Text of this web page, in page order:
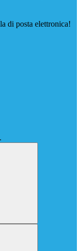
di posta elettronica!